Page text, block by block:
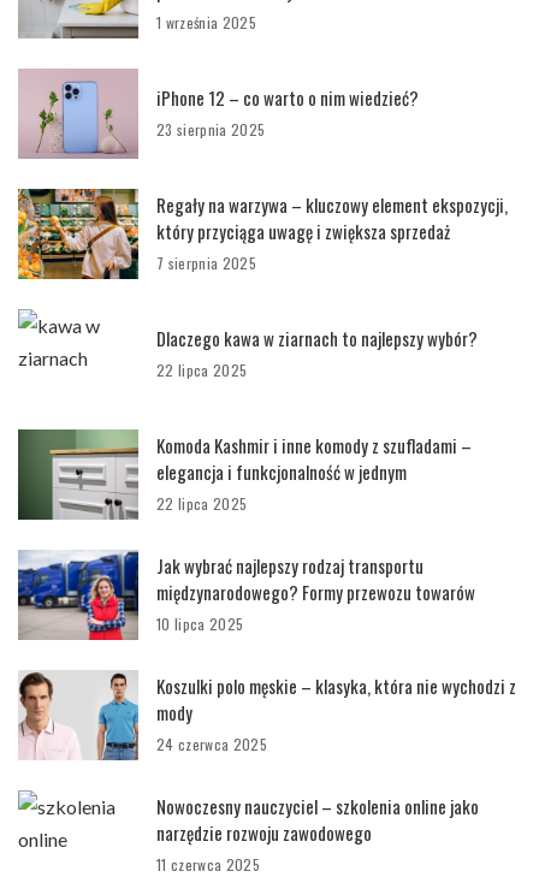
1 września 2025
iPhone 12 – co warto o nim wiedzieć?
23 sierpnia 2025
Regały na warzywa – kluczowy element ekspozycji,
który przyciąga uwagę i zwiększa sprzedaż
7 sierpnia 2025
Dlaczego kawa w ziarnach to najlepszy wybór?
22 lipca 2025
Komoda Kashmir i inne komody z szufladami –
elegancja i funkcjonalność w jednym
22 lipca 2025
Jak wybrać najlepszy rodzaj transportu
międzynarodowego? Formy przewozu towarów
10 lipca 2025
Koszulki polo męskie – klasyka, która nie wychodzi z
mody
24 czerwca 2025
Nowoczesny nauczyciel – szkolenia online jako
narzędzie rozwoju zawodowego
11 czerwca 2025